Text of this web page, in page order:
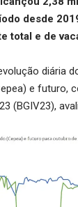
desde
total e de
diária
e futuro,
(BGIV23),